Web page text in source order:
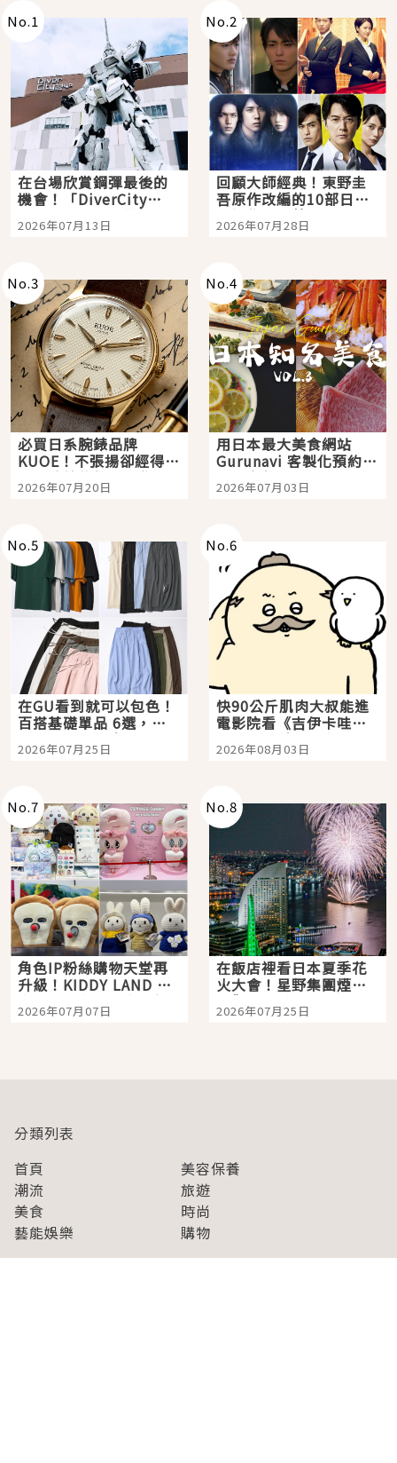
No.1
在台場欣賞鋼彈最後的
機會！「DiverCity
Tokyo Plaza」搭船、
購物、美食及夜景，一
2026年07月13日
No.2
回顧大師經典！東野圭
吾原作改編的10部日本
影視作品推薦
2026年07月28日
No.3
必買日系腕錶品牌
KUOE！不張揚卻經得起
時間洗鍊的經典之作五
選
2026年07月20日
No.4
用日本最大美食網站
Gurunavi 客製化預約九
大都市餐廳，打造專屬
美食體驗！
2026年07月03日
No.5
在GU看到就可以包色！
百搭基礎單品 6選，閉
眼全收也不心疼
2026年07月25日
No.6
快90公斤肌肉大叔能進
電影院看《吉伊卡哇》
嗎？日本重金屬樂團
「打首」會長與nagano
2026年08月03日
No.7
角色IP粉絲購物天堂再
升級！KIDDY LAND 原
宿店吉伊卡哇迎客，新
開幕 OMOKADO 店3分
2026年07月07日
No.8
在飯店裡看日本夏季花
火大會！星野集團煙火
景觀飯店6選，讓你不用
人擠人悠閒欣賞
2026年07月25日
分類列表
首頁
美容保養
潮流
旅遊
美食
時尚
藝能娛樂
購物